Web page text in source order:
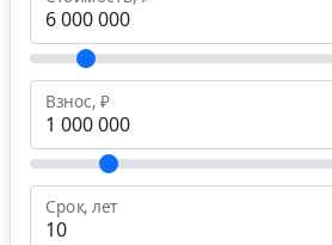
Взнос, ₽
Срок, лет